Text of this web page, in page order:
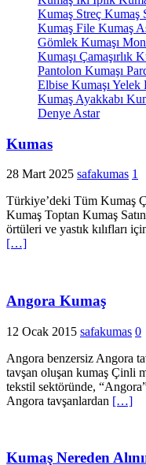
Kumas
28 Mart 2025 safakumas 1
Türkiye’deki Tüm Kumaş
Kumaş Toptan Kumaş
örtüleri ve yastık kılıfları
[…]
Angora Kumaş
12 Ocak 2015 safakumas 0
Angora benzersiz Angora
tavşan oluşan kumaş Çinli
tekstil sektöründe,
Angora tavşanlardan […]
Kumaş Nereden